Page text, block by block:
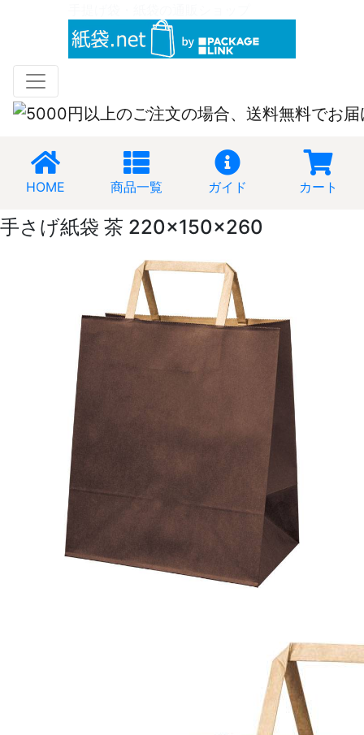
HOME 商品一覧 ガイド カート
手さげ紙袋 茶 220×150×260